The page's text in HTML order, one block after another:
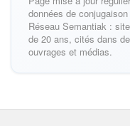
données de
Réseau Semantiak :
de 20 ans, cités dans
ouvrages et médias.